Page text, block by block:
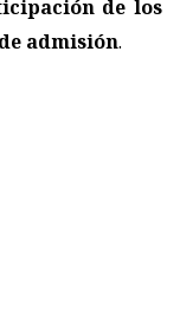
de los
admisión.